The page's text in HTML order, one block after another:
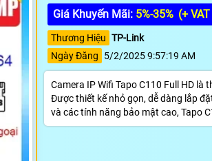
Giá Khuyến Mãi: 5%-35% (+
Thương Hiệu TP-Link
Ngày Đăng
5/2/2025 9:57:19 AM
Camera IP Wifi Tapo C110 Full HD
Được thiết kế nhỏ gọn, dễ dàng lắp
và các tính năng bảo mật cao, Tapo